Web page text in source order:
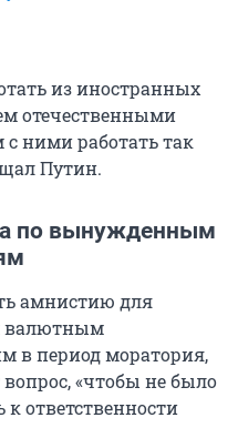
из иностранных
отечественными
ними работать так
Путин.
по вынужденным
амнистию для
валютным
в период моратория,
«чтобы не было
ответственности